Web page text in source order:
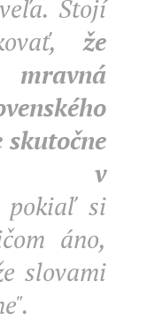
Stojí
že
v
si
áno,
slovami